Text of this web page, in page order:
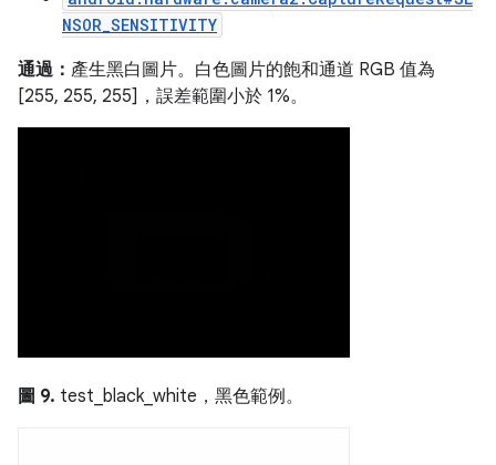
NSOR_SENSITIVITY
通過： 產生黑白圖片。白色圖片的飽和通道 RGB 值為
[255, 255, 255]，誤差範圍小於 1%。
圖 9. test_black_white，黑色範例。